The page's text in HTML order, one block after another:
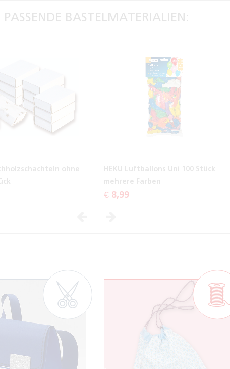
PASSENDE BASTELMATERIALIEN:
ohne
HEKU Luftballons Uni 100 Stück
mehrere Farben
€ 8,99